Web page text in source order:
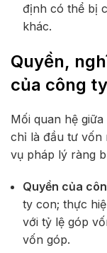
định có thể bị
khác.
Quyền,
của công
Mối quan hệ
chỉ là đầu tư vốn
vụ pháp lý ràng
Quyền của
ty con; thực
với tỷ lệ góp
vốn góp.